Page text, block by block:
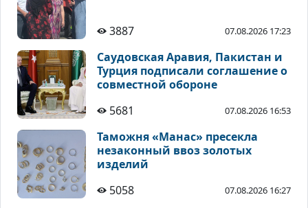
3887 07.08.2026 17:23
Саудовская Аравия, Пакистан и
Турция подписали соглашение о
совместной обороне
5681
07.08.2026 16:53
Таможня «Манас» пресекла
незаконный ввоз золотых
изделий
5058
07.08.2026 16:27